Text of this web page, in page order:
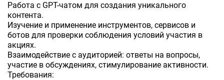
Работа с GPT-чатом для создания уникального
контента.
Изучение и применение инструментов, сервисов и
ботов для проверки соблюдения условий участия в
акциях.
Взаимодействие с аудиторией: ответы на вопросы,
участие в обсуждениях, стимулирование активности.
Требования: